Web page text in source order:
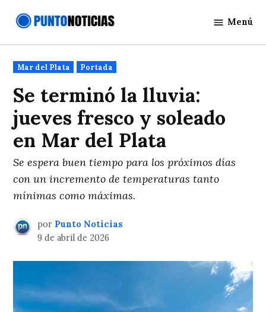
Noticias
Menú
Publicado
en
Mar del Plata Portada
Se terminó la lluvia:
jueves fresco y soleado
en Mar del Plata
Se espera buen tiempo para los próximos días
con un incremento de temperaturas tanto
mínimas como máximas.
por Punto Noticias
9 de abril de 2026